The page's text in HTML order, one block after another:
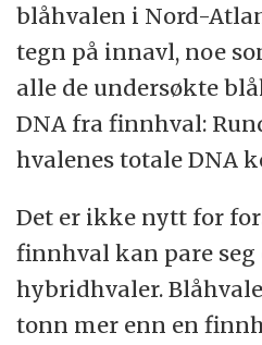
blåhvalen i Nord-
tegn på innavl, noe
alle de undersøkte
DNA fra finnhval:
hvalenes totale DNA
Det er ikke nytt for
finnhval kan pare seg
hybridhvaler.
tonn mer enn en